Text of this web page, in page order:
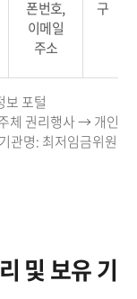
폰번호,
이메일
주소
구
포털
체 권리행사 → 개인
관명: 최저임금위원
및 보유 기